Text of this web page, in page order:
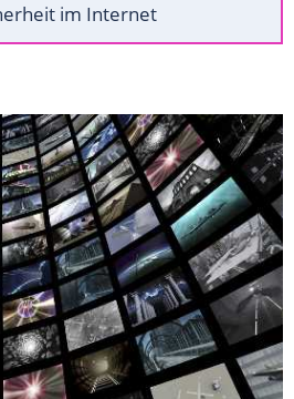
im Internet